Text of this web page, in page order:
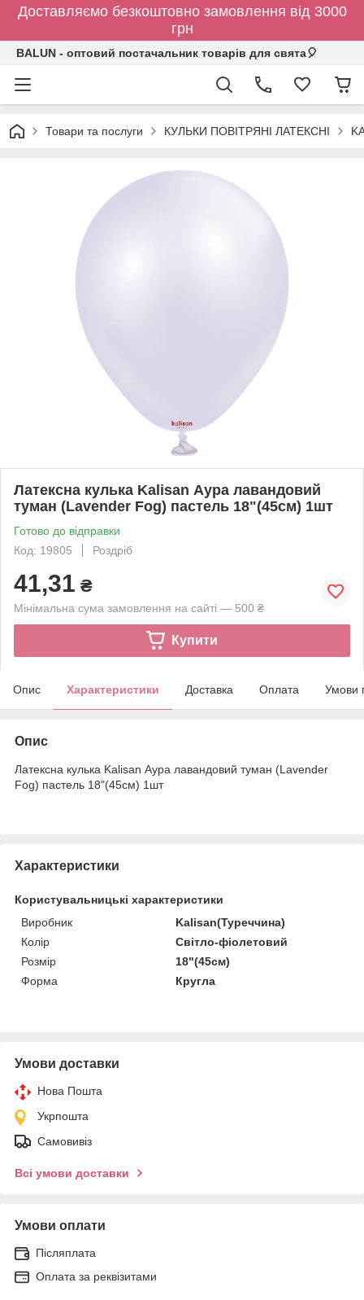
Доставляємо безкоштовно замовлення від 3000
грн
BALUN - оптовий постачальник товарів для свята🎈
Товари та послуги КУЛЬКИ ПОВІТРЯНІ ЛАТЕКСНІ
Латексна кулька Kalisan Аура лавандовий
туман (Lavender Fog) пастель 18"(45см) 1шт
Готово до відправки
Код: 19805
Роздріб
41,31 ₴
Мінімальна сума замовлення на сайті — 500 ₴
Купити
Опис Характеристики Доставка Оплата Умови
Опис
Латексна кулька Kalisan Аура лавандовий туман (Lavender
Fog) пастель 18"(45см) 1шт
Характеристики
Користувальницькі характеристики
Виробник
Kalisan(Туреччина)
Колір
Світло-фіолетовий
Розмір
18"(45см)
Форма
Кругла
Умови доставки
Нова Пошта
Укрпошта
Самовивіз
Всі умови доставки
Умови оплати
Післяплата
Оплата за реквізитами